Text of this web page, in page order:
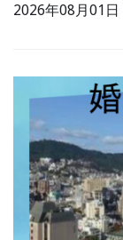
2026年08月01日